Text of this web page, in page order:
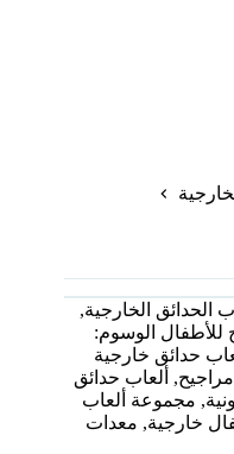
الحدائق الخارجية,
للأطفال الوسوم:
حدائق خارجية
, ألعاب حدائق
, مجموعة ألعاب
خارجية, معدات